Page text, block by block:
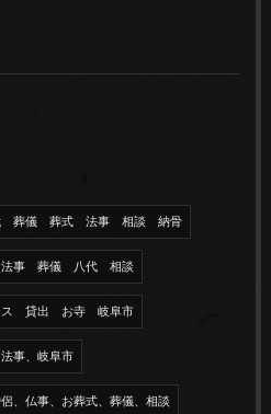
葬儀 葬式 法事 相談 納骨
事 葬儀 八代 相談
ス 貸出 お寺 岐阜市
事、岐阜市
、仏事、お葬式、葬儀、相談